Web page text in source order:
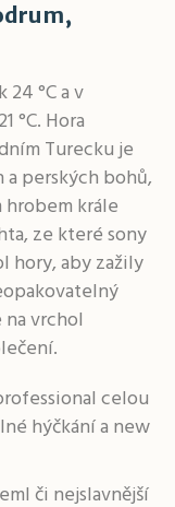
24 °C a v
°C. Hora
Turecku je
a perských bohů,
krále
ze které sony
hory, aby zažily
vrchol
celou
hýčkání a new
či nejslavnější